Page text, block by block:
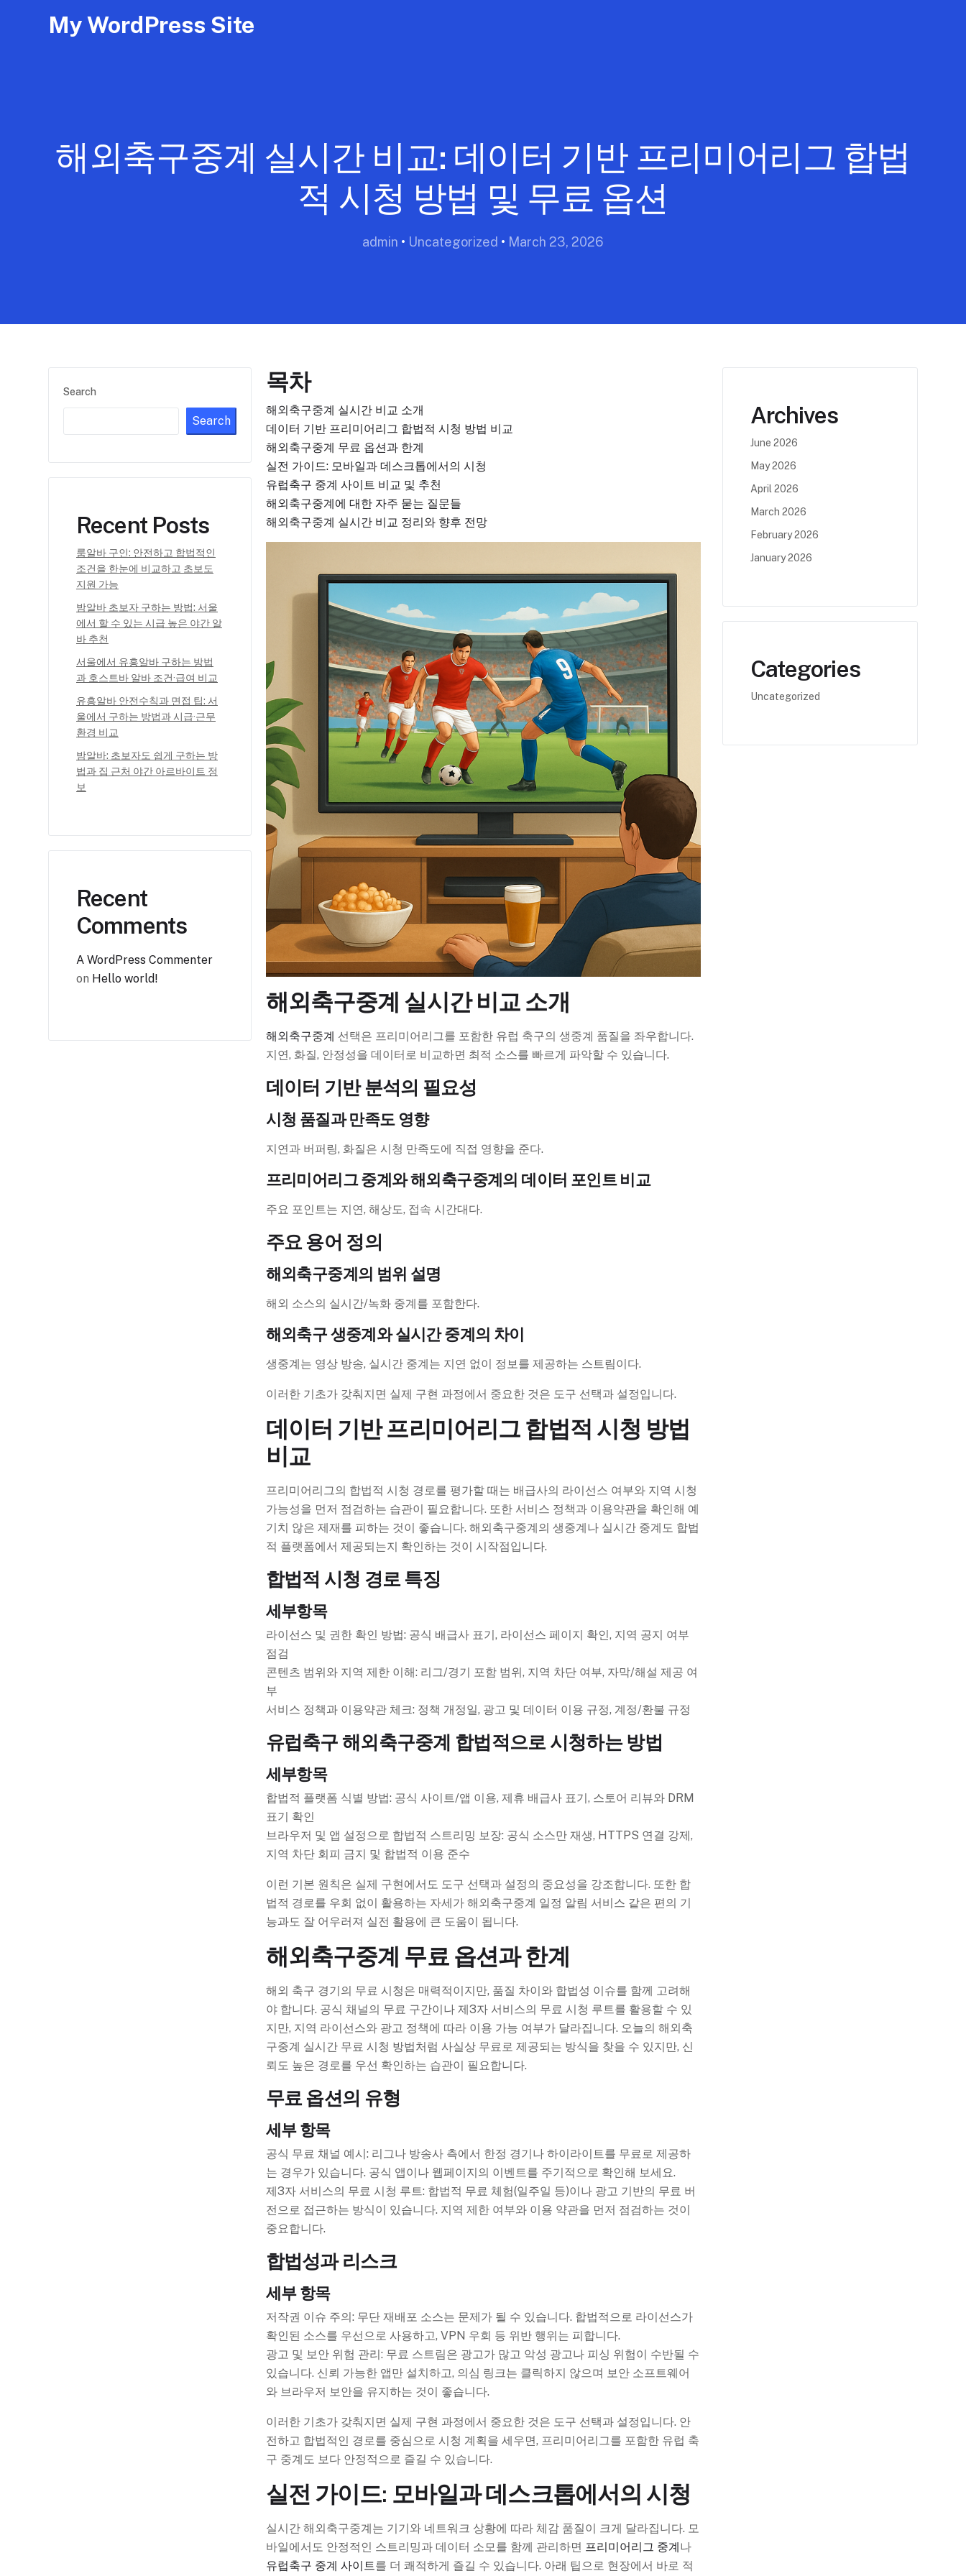
My WordPress Site
해외축구중계 실시간 비교: 데이터 기반 프리미어리그 합법
적 시청 방법 및 무료 옵션
admin • Uncategorized • March 23, 2026
Search
Search
Recent Posts
룸알바 구인: 안전하고 합법적인
조건을 한눈에 비교하고 초보도
지원 가능
밤알바 초보자 구하는 방법: 서울
에서 할 수 있는 시급 높은 야간 알
바 추천
서울에서 유흥알바 구하는 방법
과 호스트바 알바 조건·급여 비교
유흥알바 안전수칙과 면접 팁: 서
울에서 구하는 방법과 시급·근무
환경 비교
밤알바: 초보자도 쉽게 구하는 방
법과 집 근처 야간 아르바이트 정
보
Recent
Comments
A WordPress Commenter
on Hello world!
목차
해외축구중계 실시간 비교 소개
데이터 기반 프리미어리그 합법적 시청 방법 비교
해외축구중계 무료 옵션과 한계
실전 가이드: 모바일과 데스크톱에서의 시청
유럽축구 중계 사이트 비교 및 추천
해외축구중계에 대한 자주 묻는 질문들
해외축구중계 실시간 비교 정리와 향후 전망
해외축구중계 실시간 비교 소개
해외축구중계 선택은 프리미어리그를 포함한 유럽 축구의 생중계 품질을 좌우합니다.
지연, 화질, 안정성을 데이터로 비교하면 최적 소스를 빠르게 파악할 수 있습니다.
데이터 기반 분석의 필요성
시청 품질과 만족도 영향
지연과 버퍼링, 화질은 시청 만족도에 직접 영향을 준다.
프리미어리그 중계와 해외축구중계의 데이터 포인트 비교
주요 포인트는 지연, 해상도, 접속 시간대다.
주요 용어 정의
해외축구중계의 범위 설명
해외 소스의 실시간/녹화 중계를 포함한다.
해외축구 생중계와 실시간 중계의 차이
생중계는 영상 방송, 실시간 중계는 지연 없이 정보를 제공하는 스트림이다.
이러한 기초가 갖춰지면 실제 구현 과정에서 중요한 것은 도구 선택과 설정입니다.
데이터 기반 프리미어리그 합법적 시청 방법
비교
프리미어리그의 합법적 시청 경로를 평가할 때는 배급사의 라이선스 여부와 지역 시청
가능성을 먼저 점검하는 습관이 필요합니다. 또한 서비스 정책과 이용약관을 확인해 예
기치 않은 제재를 피하는 것이 좋습니다. 해외축구중계의 생중계나 실시간 중계도 합법
적 플랫폼에서 제공되는지 확인하는 것이 시작점입니다.
합법적 시청 경로 특징
세부항목
라이선스 및 권한 확인 방법: 공식 배급사 표기, 라이선스 페이지 확인, 지역 공지 여부
점검
콘텐츠 범위와 지역 제한 이해: 리그/경기 포함 범위, 지역 차단 여부, 자막/해설 제공 여
부
서비스 정책과 이용약관 체크: 정책 개정일, 광고 및 데이터 이용 규정, 계정/환불 규정
유럽축구 해외축구중계 합법적으로 시청하는 방법
세부항목
합법적 플랫폼 식별 방법: 공식 사이트/앱 이용, 제휴 배급사 표기, 스토어 리뷰와 DRM
표기 확인
브라우저 및 앱 설정으로 합법적 스트리밍 보장: 공식 소스만 재생, HTTPS 연결 강제,
지역 차단 회피 금지 및 합법적 이용 준수
이런 기본 원칙은 실제 구현에서도 도구 선택과 설정의 중요성을 강조합니다. 또한 합
법적 경로를 우회 없이 활용하는 자세가 해외축구중계 일정 알림 서비스 같은 편의 기
능과도 잘 어우러져 실전 활용에 큰 도움이 됩니다.
해외축구중계 무료 옵션과 한계
해외 축구 경기의 무료 시청은 매력적이지만, 품질 차이와 합법성 이슈를 함께 고려해
야 합니다. 공식 채널의 무료 구간이나 제3자 서비스의 무료 시청 루트를 활용할 수 있
지만, 지역 라이선스와 광고 정책에 따라 이용 가능 여부가 달라집니다. 오늘의 해외축
구중계 실시간 무료 시청 방법처럼 사실상 무료로 제공되는 방식을 찾을 수 있지만, 신
뢰도 높은 경로를 우선 확인하는 습관이 필요합니다.
무료 옵션의 유형
세부 항목
공식 무료 채널 예시: 리그나 방송사 측에서 한정 경기나 하이라이트를 무료로 제공하
는 경우가 있습니다. 공식 앱이나 웹페이지의 이벤트를 주기적으로 확인해 보세요.
제3자 서비스의 무료 시청 루트: 합법적 무료 체험(일주일 등)이나 광고 기반의 무료 버
전으로 접근하는 방식이 있습니다. 지역 제한 여부와 이용 약관을 먼저 점검하는 것이
중요합니다.
합법성과 리스크
세부 항목
저작권 이슈 주의: 무단 재배포 소스는 문제가 될 수 있습니다. 합법적으로 라이선스가
확인된 소스를 우선으로 사용하고, VPN 우회 등 위반 행위는 피합니다.
광고 및 보안 위험 관리: 무료 스트림은 광고가 많고 악성 광고나 피싱 위험이 수반될 수
있습니다. 신뢰 가능한 앱만 설치하고, 의심 링크는 클릭하지 않으며 보안 소프트웨어
와 브라우저 보안을 유지하는 것이 좋습니다.
이러한 기초가 갖춰지면 실제 구현 과정에서 중요한 것은 도구 선택과 설정입니다. 안
전하고 합법적인 경로를 중심으로 시청 계획을 세우면, 프리미어리그를 포함한 유럽 축
구 중계도 보다 안정적으로 즐길 수 있습니다.
실전 가이드: 모바일과 데스크톱에서의 시청
실시간 해외축구중계는 기기와 네트워크 상황에 따라 체감 품질이 크게 달라집니다. 모
바일에서도 안정적인 스트리밍과 데이터 소모를 함께 관리하면 프리미어리그 중계 나
유럽축구 중계 사이트를 더 쾌적하게 즐길 수 있습니다. 아래 팁으로 현장에서 바로 적
Archives
June 2026
May 2026
April 2026
March 2026
February 2026
January 2026
Categories
Uncategorized